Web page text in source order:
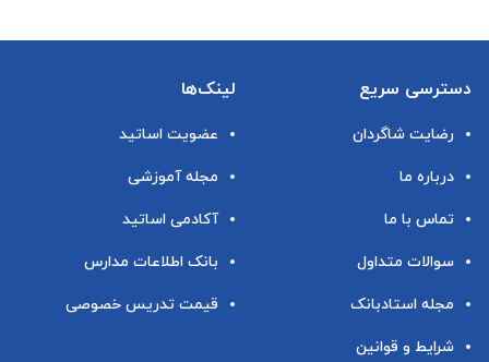
دسترسی سریع
رضایت شاگردان
درباره ما
تماس با ما
سوالات متداول
مجله استادبانک
شرایط و قوانین
لینک‌ها
عضویت اساتید
مجله آموزشی
آکادمی اساتید
بانک اطلاعات مدارس
قیمت تدریس خصوصی